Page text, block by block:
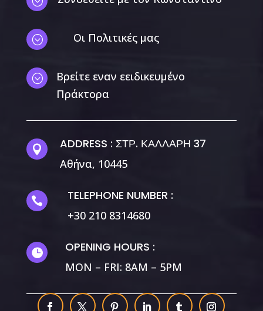
; Οι Πολιτικές μας
;
Βρείτε εναν εειδικευμένο
Πράκτορα
 ADDRESS : ΣΤΡ. ΚΑΛΛΑΡΗ 37
Αθήνα, 10445
 TELEPHONE NUMBER :
+30 210 8314680
 OPENING HOURS :
MON – FRI: 8AM – 5PM